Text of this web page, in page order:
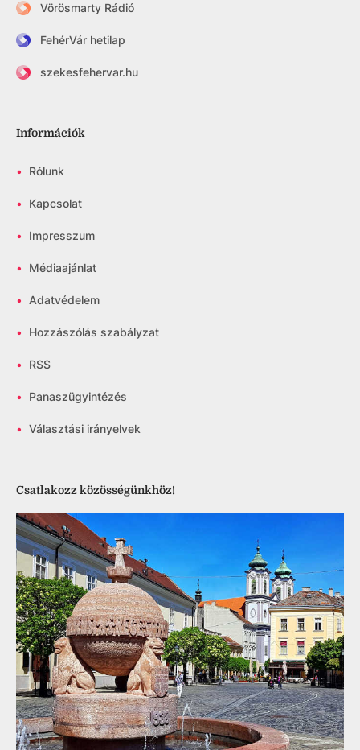
Vörösmarty Rádió
FehérVár hetilap
szekesfehervar.hu
Információk
• Rólunk
• Kapcsolat
• Impresszum
• Médiaajánlat
• Adatvédelem
• Hozzászólás szabályzat
• RSS
• Panaszügyintézés
• Választási irányelvek
Csatlakozz közösségünkhöz!